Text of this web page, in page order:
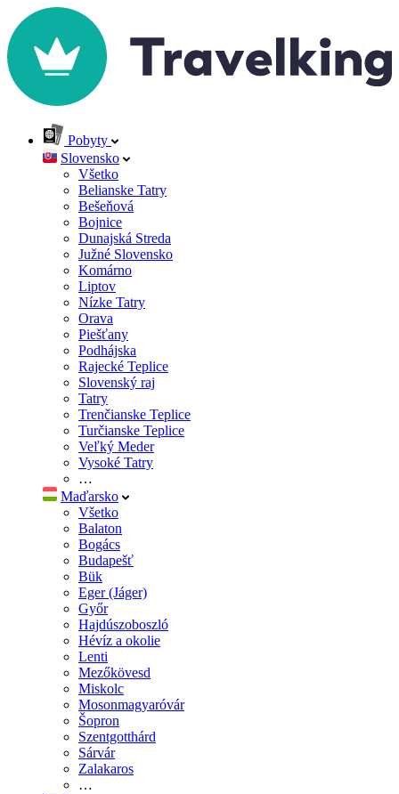
Pobyty
Slovensko
Všetko
Belianske Tatry
Bešeňová
Bojnice
Dunajská Streda
Južné Slovensko
Komárno
Liptov
Nízke Tatry
Orava
Piešťany
Podhájska
Rajecké Teplice
Slovenský raj
Tatry
Trenčianske Teplice
Turčianske Teplice
Veľký Meder
Vysoké Tatry
…
Maďarsko
Všetko
Balaton
Bogács
Budapešť
Bük
Eger (Jáger)
Győr
Hajdúszoboszló
Hévíz a okolie
Lenti
Mezőkövesd
Miskolc
Mosonmagyaróvár
Šopron
Szentgotthárd
Sárvár
Zalakaros
…